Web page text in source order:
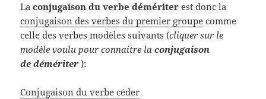
Laconjugaison du verbe démériter est donc la
conjugaison des verbes du premier groupe comme
celle des verbes modèles suivants (cliquer sur le
modèle voulu pour connaitre laconjugaison
de démériter):
Conjugaison du verbe céder